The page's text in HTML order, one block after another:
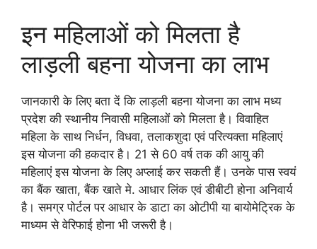
इन महिलाओं को मिलता है
लाड़ली बहना योजना का लाभ
जानकारी के लिए बता दें कि लाड़ली बहना योजना का लाभ मध्य
प्रदेश की स्थानीय निवासी महिलाओं को मिलता है। विवाहित
महिला के साथ निर्धन, विधवा, तलाकशुदा एवं परित्यक्ता महिलाएं
इस योजना की हकदार है। 21 से 60 वर्ष तक की आयु की
महिलाएं इस योजना के लिए अप्लाई कर सकती हैं। उनके पास स्वयं
का बैंक खाता, बैंक खाते मे. आधार लिंक एवं डीबीटी होना अनिवार्य
है। समग्र पोर्टल पर आधार के डाटा का ओटीपी या बायोमेट्रिक के
माध्यम से वेरिफाई होना भी जरूरी है।